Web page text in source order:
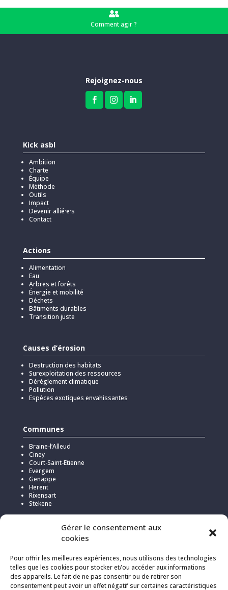
Gérer le consentement aux
cookies
Pour offrir les meilleures expériences, nous utilisons des technologies
telles que les cookies pour stocker et/ou accéder aux informations
des appareils. Le fait de ne pas consentir ou de retirer son
consentement peut avoir un effet négatif sur certaines caractéristiques

Comment agir ?
Rejoignez-nous
  
Kick asbl
Ambition
Charte
Équipe
Méthode
Outils
Impact
Devenir allié·e·s
Contact
Actions
Alimentation
Eau
Arbres et forêts
Énergie et mobilité
Déchets
Bâtiments durables
Transition juste
Causes d’érosion
Destruction des habitats
Surexploitation des ressources
Dérèglement climatique
Pollution
Espèces exotiques envahissantes
Communes
Braine-l’Alleud
Ciney
Court-Saint-Etienne
Evergem
Genappe
Herent
Rixensart
Stekene